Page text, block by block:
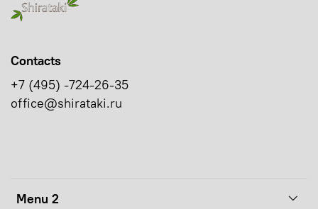
Menu 2
Contacts
+7 (495) -724-26-35
office@shirataki.ru